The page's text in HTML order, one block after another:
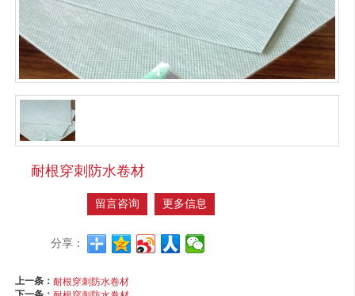
耐根穿刺防水卷材
留言咨询 更多信息
分享：
上一条：耐根穿刺防水卷材